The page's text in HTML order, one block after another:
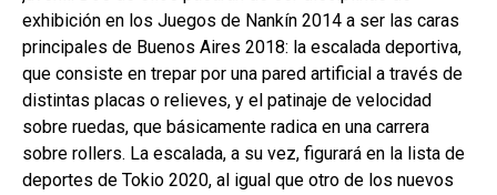
exhibición en los Juegos de Nankín 2014 a ser las caras
principales de Buenos Aires 2018: la escalada deportiva,
que consiste en trepar por una pared artificial a través de
distintas placas o relieves, y el patinaje de velocidad
sobre ruedas, que básicamente radica en una carrera
sobre rollers. La escalada, a su vez, figurará en la lista de
deportes de Tokio 2020, al igual que otro de los nuevos